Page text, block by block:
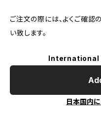
ご注文の際には、よくご確認
い致します。
International
日本国内